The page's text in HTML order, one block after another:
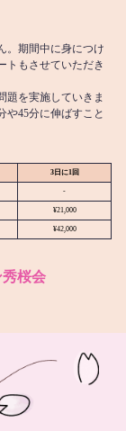
。期間中に身につけ
トもさせていただき
を実施していきま
や45分に伸ばすこと
3日に1回
-
¥21,000
¥42,000
秀桜会